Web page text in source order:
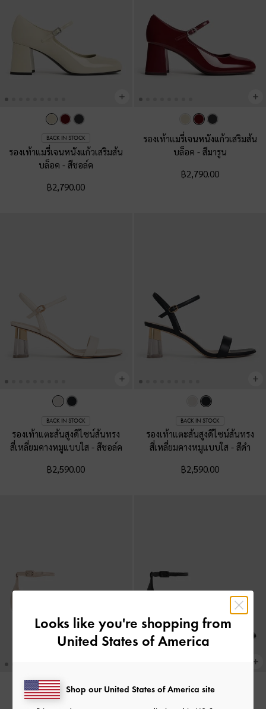
BACK IN STOCK
รองเท้าแมรี่เจนหนังแก้วเสริมส้น
บล็อค-สีชอล์ค
฿2,790.00
รองเท้าแมรี่เจนหนังแก้วเสริมส้น
บล็อค - สีมารูน
฿2,790.00
BACK IN STOCK
รองเท้าแตะส้นสูงดีไซน์ส้นทรง
สี่เหลี่ยมคางหมูแบบใส - สีชอล์ค
฿2,590.00
BACK IN STOCK
รองเท้าแตะส้นสูงดีไซน์ส้นทรง
สี่เหลี่ยมคางหมูแบบใส - สีดำ
฿2,590.00
Looks like you're shopping from
United States of America
Shop our United States of America site